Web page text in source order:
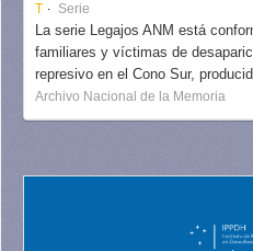
T Serie
La serie Legajos ANM está
familiares y víctimas de
represivo en el Cono Sur,
Archivo Nacional de la Memoria